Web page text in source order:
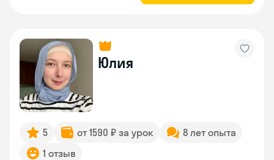
Юлия
5 от 1590 ₽ за урок
8 лет опыта
1 отзыв